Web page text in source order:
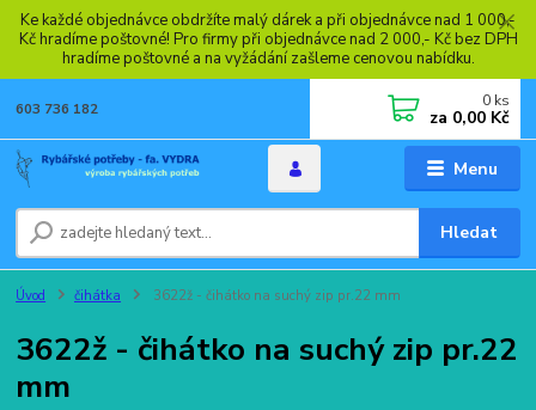
Ke každé objednávce obdržíte malý dárek a při objednávce nad 1 000,-
Kč hradíme poštovné! Pro firmy při objednávce nad 2 000,- Kč bez DPH
hradíme poštovné a na vyžádání zašleme cenovou nabídku.
Menu
Hledat
603 736 182 0 ks
za 0,00 Kč
Úvod čihátka 3622ž - čihátko na suchý zip pr.22 mm
3622ž - čihátko na suchý zip pr.22
mm